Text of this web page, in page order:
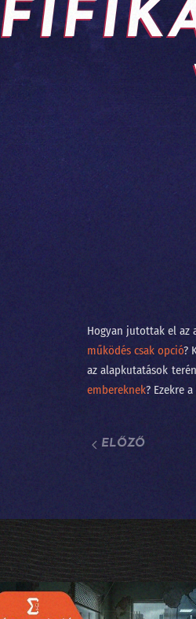
Hogyan jutottak el az
működés csak opció?
az alapkutatások
embereknek? Ezekre
ELŐZŐ